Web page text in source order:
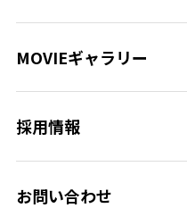
MOVIEギャラリー
採用情報
お問い合わせ